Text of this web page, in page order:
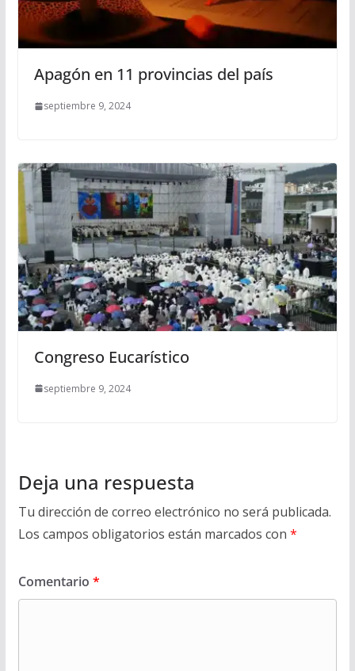
Apagón en 11 provincias del país
septiembre 9, 2024
Congreso Eucarístico
septiembre 9, 2024
Deja una respuesta
Tu dirección de correo electrónico no será publicada.
Los campos obligatorios están marcados con *
Comentario *